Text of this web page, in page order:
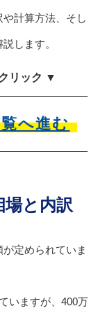
計算方法、そし
します。
リック ▼
へ進む
と内訳
定められていま
いますが、400万